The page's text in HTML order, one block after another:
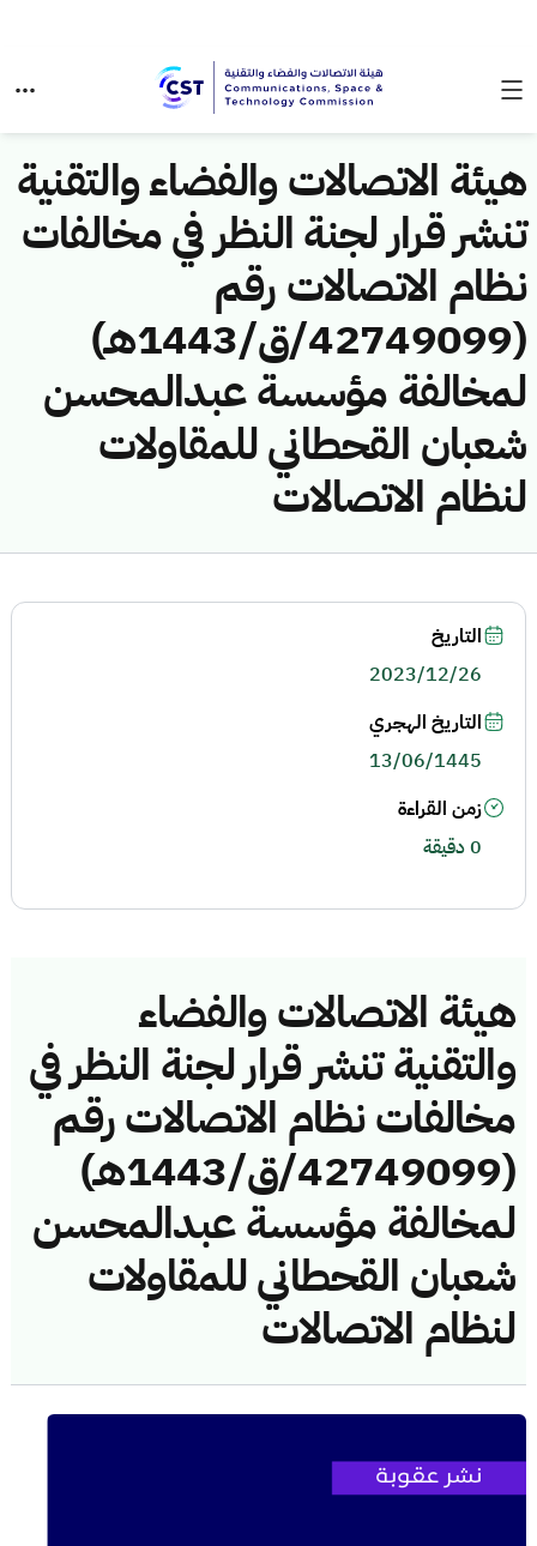
هيئة الاتصالات والفضاء والتقنية
تنشر قرار لجنة النظر في مخالفات
نظام الاتصالات رقم
(42749099/ق/1443هـ)
لمخالفة مؤسسة عبدالمحسن
شعبان القحطاني للمقاولات
لنظام الاتصالات
هيئة الاتصالات والفضاء
والتقنية تنشر قرار لجنة النظر في
مخالفات نظام الاتصالات رقم
(42749099/ق/1443هـ)
لمخالفة مؤسسة عبدالمحسن
شعبان القحطاني للمقاولات
لنظام الاتصالات
التاريخ
2023/12/26
التاريخ الهجري
13/06/1445
زمن القراءة
0 دقيقة